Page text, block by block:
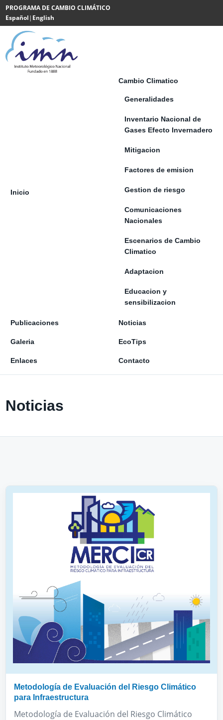
Saltar al contenido
PROGRAMA DE CAMBIO CLIMÁTICO
Español| English
Powered
by
Translate
Inicio
Cambio Climatico
Generalidades
Inventario Nacional de
Gases Efecto Invernadero
Mitigacion
Factores de emision
Gestion de riesgo
Comunicaciones
Nacionales
Escenarios de Cambio
Climatico
Adaptacion
Educacion y
sensibilizacion
Publicaciones Noticias
Galeria EcoTips
Enlaces Contacto
Noticias
Metodología de Evaluación del Riesgo Climático
para Infraestructura
Metodología de Evaluación del Riesgo Climático